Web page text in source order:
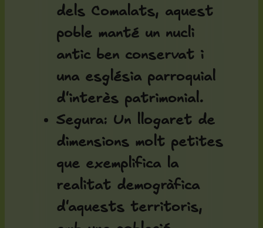
dels Comalats, aquest
poble manté un nucli
antic ben conservat i
una església parroquial
d'interès patrimonial.
Segura: Un llogaret de
dimensions molt petites
que exemplifica la
realitat demogràfica
d'aquests territoris,